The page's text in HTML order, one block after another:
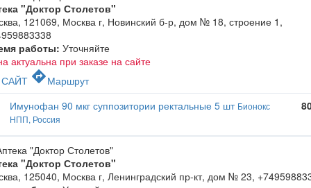
"Доктор Столетов"
121069, Москва г, Новинский б-р, дом № 18, строение 1 ,
работы: Уточняйте
актуальна при заказе на сайте
САЙТ directionsМаршрут
Имунофан 90 мкг суппозитории ректальные 5 шт Бионокс
НПП, Россия
"Доктор Столетов"
125040, Москва г, Ленинградский пр-кт, дом № 23,